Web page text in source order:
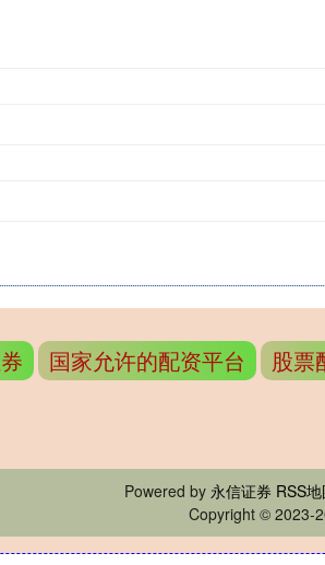
国家允许的配资平台 股票
Powered by 永信证券 RSS
Copyright © 2023-